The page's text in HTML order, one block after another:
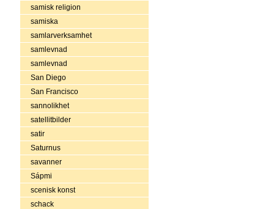
samisk religion
samiska
samlarverksamhet
samlevnad
samlevnad
San Diego
San Francisco
sannolikhet
satellitbilder
satir
Saturnus
savanner
Sápmi
scenisk konst
schack